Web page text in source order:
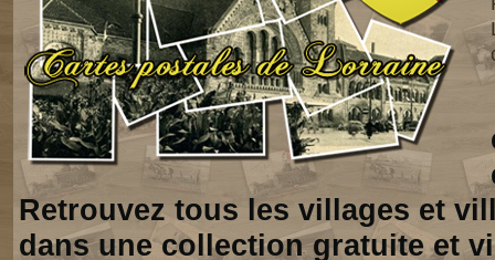
Retrouvez tous les villages et
dans une collection gratuite et